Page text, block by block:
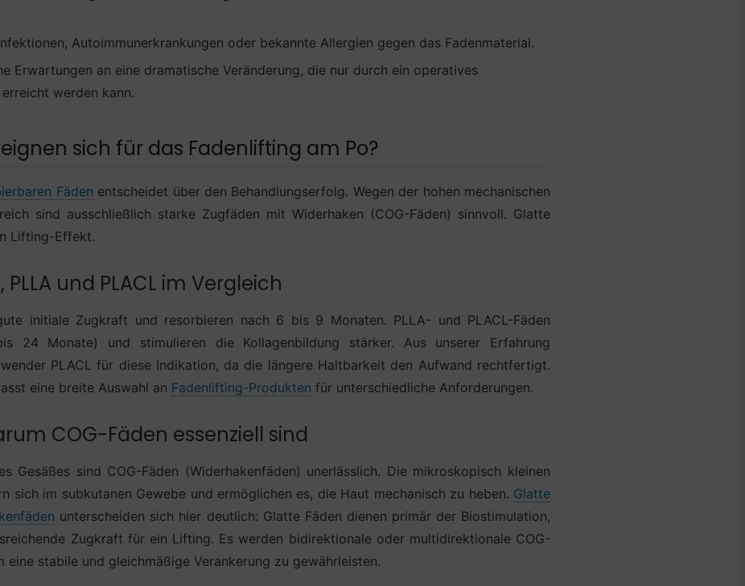
Autoimmunerkrankungen oder bekannte Allergien gegen das Fadenmaterial.
Erwartungen an eine dramatische Veränderung, die nur durch ein operatives
werden kann.
sich für das Fadenlifting am Po?
Fäden entscheidet über den Behandlungserfolg. Wegen der hohen mechanischen
sind ausschließlich starke Zugfäden mit Widerhaken (COG-Fäden) sinnvoll. Glatte
Lifting-Effekt.
PLLA und PLACL im Vergleich
initiale Zugkraft und resorbieren nach 6 bis 9 Monaten. PLLA- und PLACL-Fäden
24 Monate) und stimulieren die Kollagenbildung stärker. Aus unserer Erfahrung
PLACL für diese Indikation, da die längere Haltbarkeit den Aufwand rechtfertigt.
eine breite Auswahl an Fadenlifting-Produkten für unterschiedliche Anforderungen.
COG-Fäden essenziell sind
Gesäßes sind COG-Fäden (Widerhakenfäden) unerlässlich. Die mikroskopisch kleinen
sich im subkutanen Gewebe und ermöglichen es, die Haut mechanisch zu heben. Glatte
unterscheiden sich hier deutlich: Glatte Fäden dienen primär der Biostimulation,
Zugkraft für ein Lifting. Es werden bidirektionale oder multidirektionale COG-
eine stabile und gleichmäßige Verankerung zu gewährleisten.